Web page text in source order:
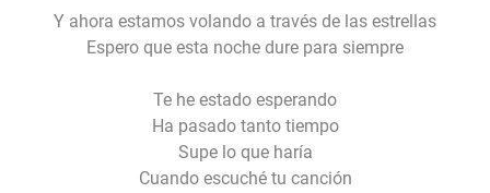
Y ahora estamos volando a través de las estrellas
Espero que esta noche dure para siempre
Te he estado esperando
Ha pasado tanto tiempo
Supe lo que haría
Cuando escuché tu canción